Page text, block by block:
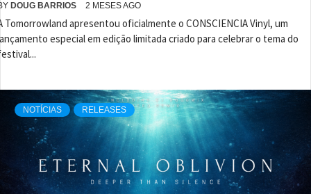
DOUG BARRIOS 2 MESES AGO
Tomorrowland apresentou oficialmente o CONSCIENCIA Vinyl, um
especial em edição limitada criado para celebrar o tema do
NOTÍCIAS RELEASES